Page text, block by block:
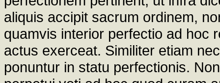
aliquis accipit sacrum ordinem,
quamvis interior perfectio ad hoc
actus exerceat. Similiter etiam
ponuntur in statu perfectionis.